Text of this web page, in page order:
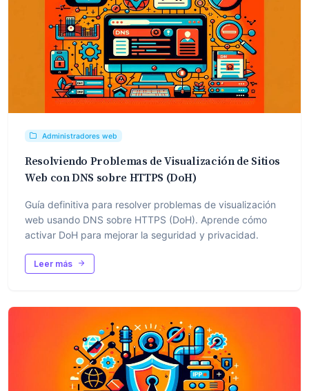
Administradores web
Resolviendo Problemas de Visualización de Sitios
Web con DNS sobre HTTPS (DoH)
Guía definitiva para resolver problemas de visualización
web usando DNS sobre HTTPS (DoH). Aprende cómo
activar DoH para mejorar la seguridad y privacidad.
Leer más